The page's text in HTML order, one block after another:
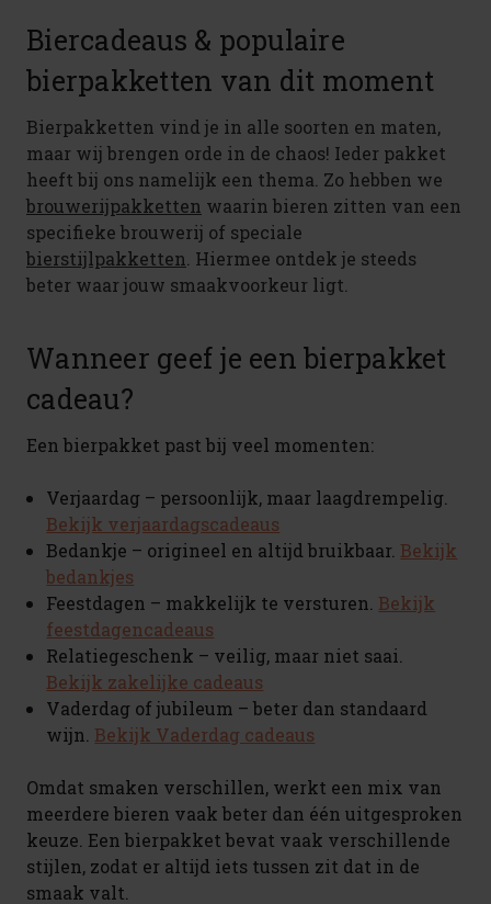
Biercadeaus & populaire
bierpakketten van dit moment
Bierpakketten vind je in alle soorten en maten,
maar wij brengen orde in de chaos! Ieder pakket
heeft bij ons namelijk een thema. Zo hebben we
brouwerijpakketten waarin bieren zitten van een
specifieke brouwerij of speciale
bierstijlpakketten . Hiermee ontdek je steeds
beter waar jouw smaakvoorkeur ligt.
Wanneer geef je een bierpakket
cadeau?
Een bierpakket past bij veel momenten:
Verjaardag – persoonlijk, maar laagdrempelig.
Bekijk verjaardagscadeaus
Bedankje – origineel en altijd bruikbaar. Bekijk
bedankjes
Feestdagen – makkelijk te versturen. Bekijk
feestdagencadeaus
Relatiegeschenk – veilig, maar niet saai.
Bekijk zakelijke cadeaus
Vaderdag of jubileum – beter dan standaard
wijn. Bekijk Vaderdag cadeaus
Omdat smaken verschillen, werkt een mix van
meerdere bieren vaak beter dan één uitgesproken
keuze. Een bierpakket bevat vaak verschillende
stijlen, zodat er altijd iets tussen zit dat in de
smaak valt.